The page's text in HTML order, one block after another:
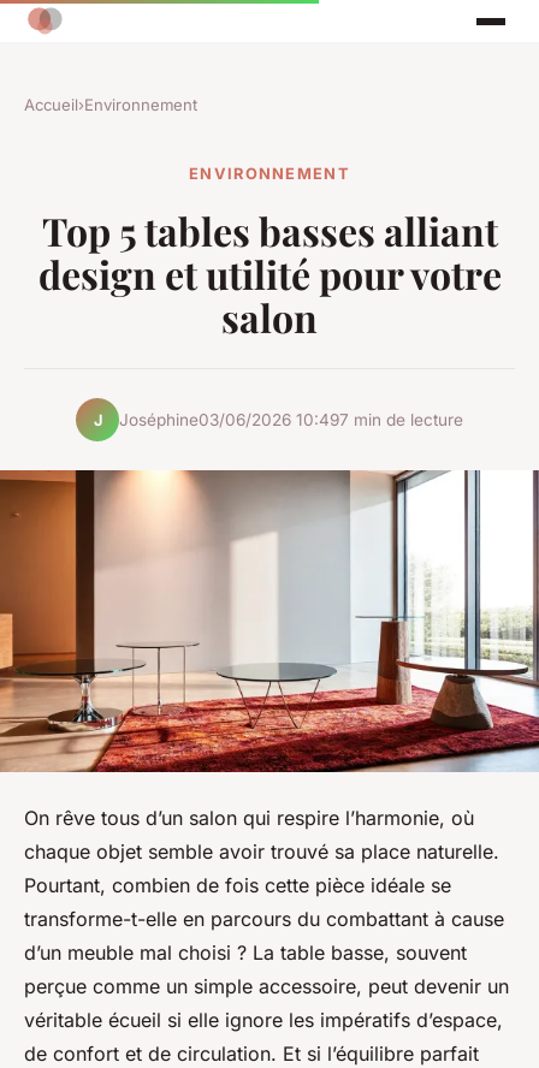
Accueil›Environnement
ENVIRONNEMENT
Top 5 tables basses alliant
design et utilité pour votre
salon
J Joséphine03/06/2026 10:497 min de lecture
On rêve tous d’un salon qui respire l’harmonie, où
chaque objet semble avoir trouvé sa place naturelle.
Pourtant, combien de fois cette pièce idéale se
transforme-t-elle en parcours du combattant à cause
d’un meuble mal choisi ? La table basse, souvent
perçue comme un simple accessoire, peut devenir un
véritable écueil si elle ignore les impératifs d’espace,
de confort et de circulation. Et si l’équilibre parfait